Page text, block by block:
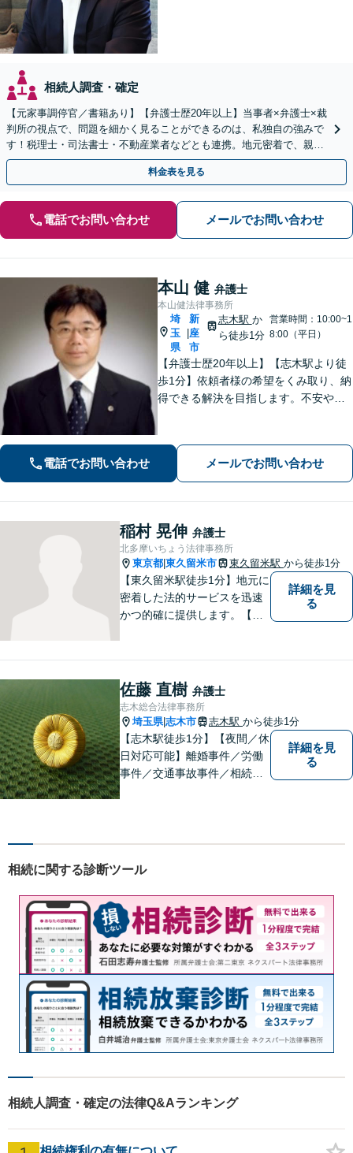
相続人調査・確定
【元家事調停官／書籍あり】【弁護士歴20年以上】当事者×弁護士×裁
判所の視点で、問題を細かく見ることができるのは、私独自の強みで
す！税理士・司法書士・不動産業者などとも連携。地元密着で、親切
＆丁寧にお悩みに寄り添います【所沢駅6分】
料金表を見る
電話でお問い合わせ メールでお問い合わせ
本山 健 弁護士
本山健法律事務所
埼
玉
県
新
座
市
志木駅 か
ら徒歩1分
営業時間：10:00~1
8:00（平日）
【弁護士歴20年以上】【志木駅より徒
歩1分】依頼者様の希望をくみ取り、納
得できる解決を目指します。不安や疑
事件／何でも遠慮せずご相談ください
【初回面談無料（30分まで）】
電話でお問い合わせ メールでお問い合わせ
稲村 晃伸 弁護士
北多摩いちょう法律事務所
東京都 東久留米市 東久留米駅 から徒歩1分
【東久留米駅徒歩1分】地元に
密着した法的サービスを迅速
かつ的確に提供します。【当
納得のいく解決を目指して、
全力を尽くします。【法テラ
ス利用可能】
詳細を見
る
佐藤 直樹 弁護士
志木総合法律事務所
埼玉県|志木市 志木駅 から徒歩1分
【志木駅徒歩1分】【夜間／休
日対応可能】離婚事件／労働
事件／交通事故事件／相続事
律相談・打ち合わせに力を入
対策】お気軽にご相談くださ
い。
詳細を見
る
相続に関する診断ツール
相続人調査・確定の法律Q&Aランキング